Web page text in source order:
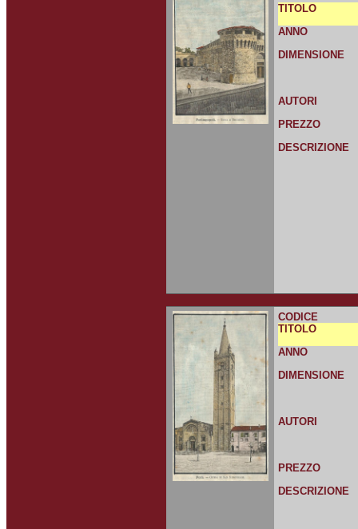
TITOLO
ANNO
DIMENSIONE
AUTORI
PREZZO
DESCRIZIONE
CODICE
TITOLO
ANNO
DIMENSIONE
AUTORI
PREZZO
DESCRIZIONE